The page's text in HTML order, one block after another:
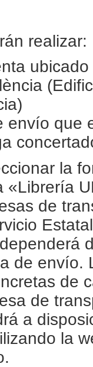
realizar:
envío que
la
«Librería
de
de envío.
de
de
a
la